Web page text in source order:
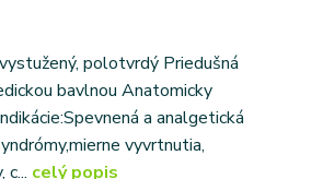
polotvrdý Priedušná
bavlnou Anatomicky
a analgetická
vyvrtnutia,
c... celý popis